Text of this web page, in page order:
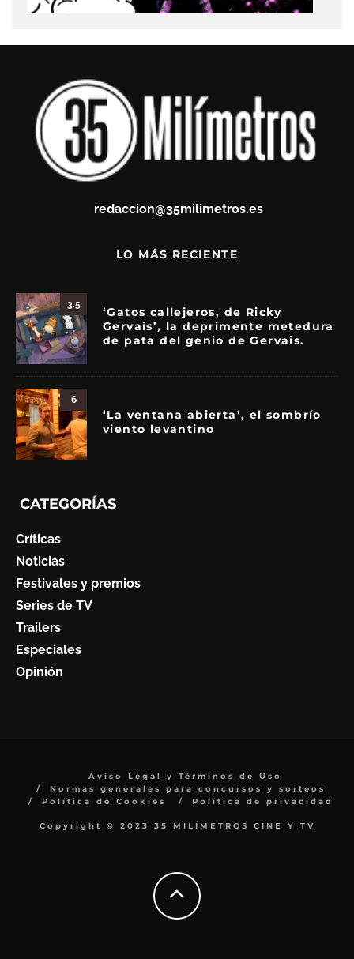
redaccion@35milimetros.es
LO MÁS RECIENTE
3.5
‘Gatos callejeros, de Ricky
Gervais’, la deprimente metedura
de pata del genio de Gervais.
6
‘La ventana abierta’, el sombrío
viento levantino
CATEGORÍAS
Críticas
Noticias
Festivales y premios
Series de TV
Trailers
Especiales
Opinión
Aviso Legal y Términos de Uso
Normas generales para concursos y sorteos
Política de Cookies
Política de privacidad
Copyright © 2023 35 MILÍMETROS CINE Y TV